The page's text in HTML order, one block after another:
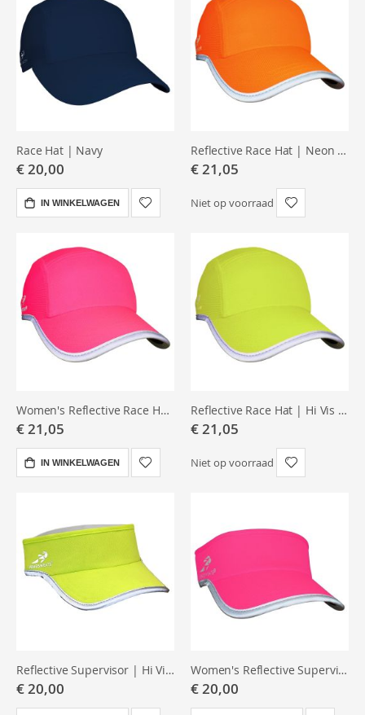
Race Hat | Navy
€ 20,00
IN WINKELWAGEN
Reflective Race Hat | Neon Orange
€ 21,05
Niet op voorraad
Women's Reflective Race Hat | Neon Pink
€ 21,05
IN WINKELWAGEN
Reflective Race Hat | Hi Vis Yellow
€ 21,05
Niet op voorraad
Reflective Supervisor | Hi Vis Yellow
€ 20,00
Women's Reflective Supervisor | Neon Pink
€ 20,00